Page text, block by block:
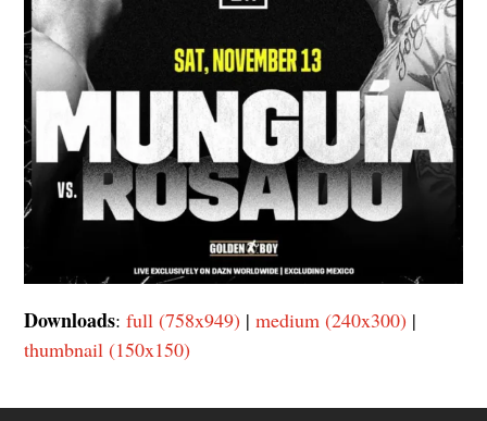
Downloads:full (758x949) |medium (240x300) |
thumbnail (150x150)